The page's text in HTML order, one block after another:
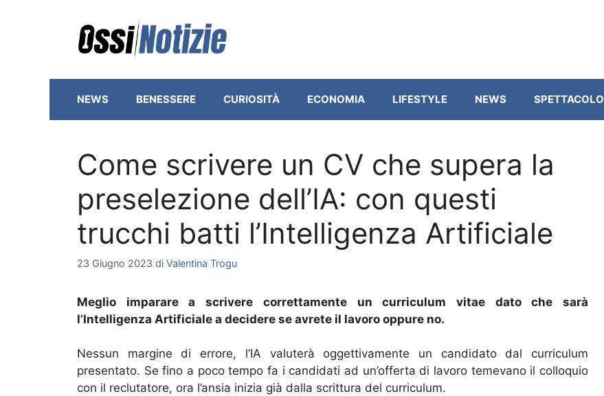
NEWS BENESSERE CURIOSITÀ ECONOMIA LIFESTYLE NEWS SPETTACOLO
Come scrivere un CV che supera la
preselezione dell’IA: con questi
trucchi batti l’Intelligenza Artificiale
23 Giugno 2023 di Valentina Trogu
Meglio imparare a scrivere correttamente un curriculum vitae dato che sarà
l’Intelligenza Artificiale a decidere se avrete il lavoro oppure no.
Nessun margine di errore, l’IA valuterà oggettivamente un candidato dal curriculum
presentato. Se fino a poco tempo fa i candidati ad un’offerta di lavoro temevano il colloquio
con il reclutatore, ora l’ansia inizia già dalla scrittura del curriculum.